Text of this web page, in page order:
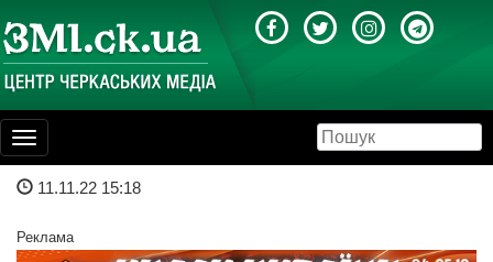
Toggle
navigation
11.11.22 15:18
Реклама